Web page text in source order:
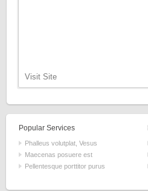
Visit Site
Popular Services
Phalleus volutplat, Vesus
Maecenas posuere est
Pellentesque porttitor purus